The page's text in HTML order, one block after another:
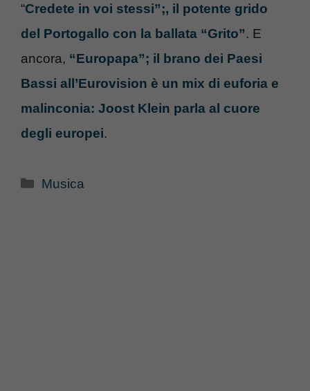
“Credete in voi stessi”;, il potente grido
del Portogallo con la ballata “Grito”. E
ancora, “Europapa”; il brano dei Paesi
Bassi all’Eurovision è un mix di euforia e
malinconia: Joost Klein parla al cuore
degli europei.
Categorie
Musica